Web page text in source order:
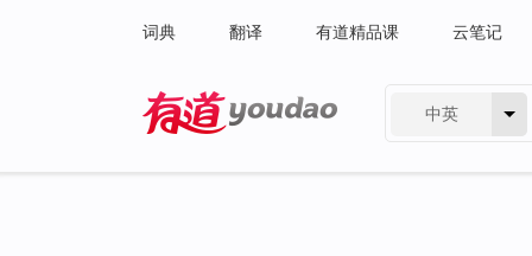
词典 翻译 有道精品课 云笔记
中英